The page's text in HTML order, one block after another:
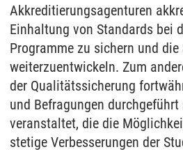
Akkreditierungsagenturen
Einhaltung von Standards bei
Programme zu sichern und
weiterzuentwickeln. Zum
der Qualitätssicherung
und Befragungen
veranstaltet, die die
stetige Verbesserungen der